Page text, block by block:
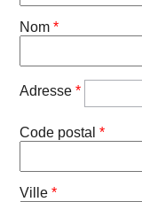
Nom*
Adresse*
Code postal*
Ville*